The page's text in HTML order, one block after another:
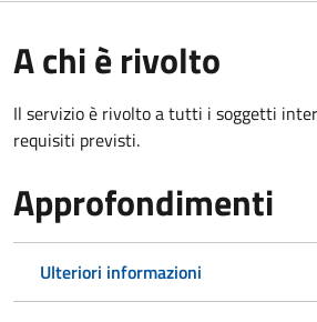
A chi è rivolto
Il servizio è rivolto a tutti i soggetti
requisiti previsti.
Approfondimenti
Ulteriori informazioni